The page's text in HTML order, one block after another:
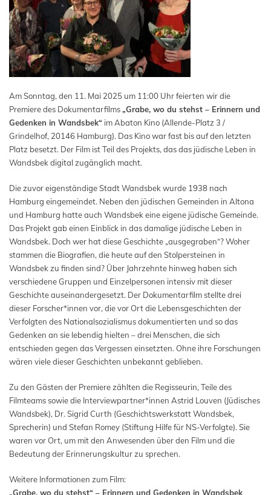
Am Sonntag, den 11. Mai 2025 um 11:00 Uhr feierten wir die
Premiere des Dokumentarfilms„Grabe, wo du stehst – Erinnern und
Gedenken in Wandsbek“ im Abaton Kino (Allende-Platz 3 /
Grindelhof, 20146 Hamburg). Das Kino war fast bis auf den letzten
Platz besetzt. Der Film ist Teil des Projekts, das das jüdische Leben in
Wandsbek digital zugänglich macht.
Die zuvor eigenständige Stadt Wandsbek wurde 1938 nach
Hamburg eingemeindet. Neben den jüdischen Gemeinden in Altona
und Hamburg hatte auch Wandsbek eine eigene jüdische Gemeinde.
Das Projekt gab einen Einblick in das damalige jüdische Leben in
Wandsbek. Doch wer hat diese Geschichte „ausgegraben“? Woher
stammen die Biografien, die heute auf den Stolpersteinen in
Wandsbek zu finden sind? Über Jahrzehnte hinweg haben sich
verschiedene Gruppen und Einzelpersonen intensiv mit dieser
Geschichte auseinandergesetzt. Der Dokumentarfilm stellte drei
dieser Forscher*innen vor, die vor Ort die Lebensgeschichten der
Verfolgten des Nationalsozialismus dokumentierten und so das
Gedenken an sie lebendig hielten – drei Menschen, die sich
entschieden gegen das Vergessen einsetzten. Ohne ihre Forschungen
wären viele dieser Geschichten unbekannt geblieben.
Zu den Gästen der Premiere zählten die Regisseurin, Teile des
Filmteams sowie die Interviewpartner*innen Astrid Louven (Jüdisches
Wandsbek), Dr. Sigrid Curth (Geschichtswerkstatt Wandsbek,
Sprecherin) und Stefan Romey (Stiftung Hilfe für NS-Verfolgte). Sie
waren vor Ort, um mit den Anwesenden über den Film und die
Bedeutung der Erinnerungskultur zu sprechen.
Weitere Informationen zum Film:
„Grabe, wo du stehst“ – Erinnern und Gedenken in Wandsbek